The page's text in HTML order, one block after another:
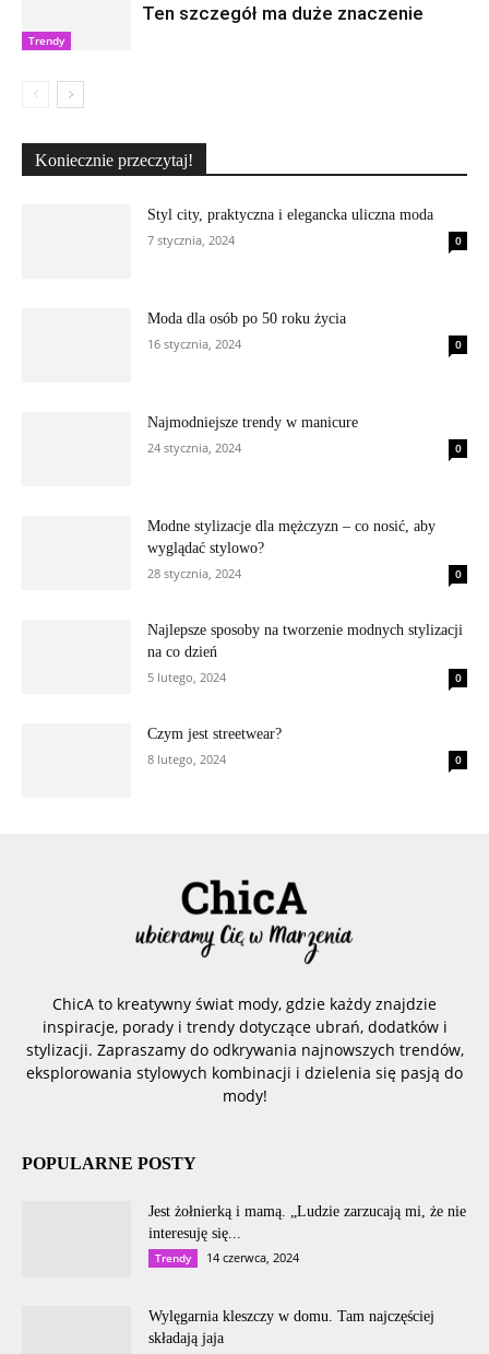
Trendy
Ten szczegół ma duże znaczenie
Koniecznie przeczytaj!
Styl city, praktyczna i elegancka uliczna moda
7 stycznia, 2024
0
Moda dla osób po 50 roku życia
16 stycznia, 2024
0
Najmodniejsze trendy w manicure
24 stycznia, 2024
0
Modne stylizacje dla mężczyzn – co nosić, aby
wyglądać stylowo?
28 stycznia, 2024
0
Najlepsze sposoby na tworzenie modnych stylizacji
na co dzień
5 lutego, 2024
0
Czym jest streetwear?
8 lutego, 2024
0
ChicA to kreatywny świat mody, gdzie każdy znajdzie
inspiracje, porady i trendy dotyczące ubrań, dodatków i
stylizacji. Zapraszamy do odkrywania najnowszych trendów,
eksplorowania stylowych kombinacji i dzielenia się pasją do
mody!
POPULARNE POSTY
Jest żołnierką i mamą. „Ludzie zarzucają mi, że nie
interesuję się...
Trendy 14 czerwca, 2024
Wylęgarnia kleszczy w domu. Tam najczęściej
składają jaja